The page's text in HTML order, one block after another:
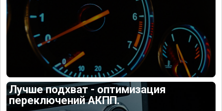
Лучше подхват - оптимизация
переключений АКПП.